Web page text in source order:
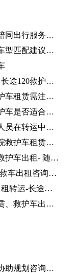
同出行服务咨
型匹配建议咨
途120救护车
车租赁需注意
线
车是否适合长
员在转运中有
救护车租赁，
护车出租- 随时
车出租咨询电
转运-长途医
、救护车出租
助规划咨询服